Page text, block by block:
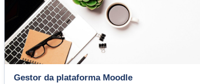
Gestor da plataforma Moodle